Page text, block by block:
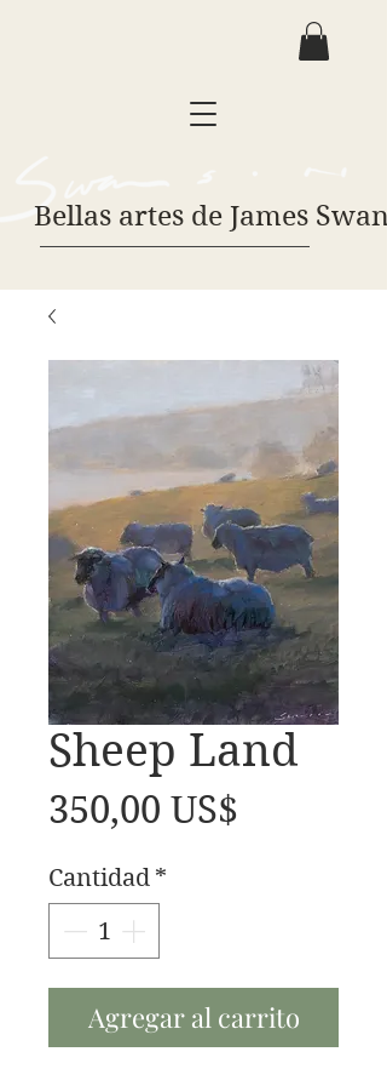
Bellas artes de James
Sheep Land
350,00 US$
Cantidad *
Agregar al carrito